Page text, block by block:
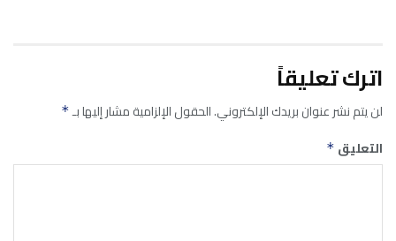
اترك تعليقاً
لن يتم نشر عنوان بريدك الإلكتروني.الحقول الإلزامية مشار إليها بـ*
التعليق *